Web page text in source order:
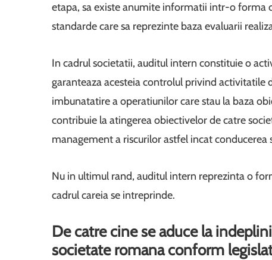
etapa, sa existe anumite informatii intr-o forma
standarde care sa reprezinte baza evaluarii
In cadrul societatii, auditul intern constituie o
garanteaza acesteia controlul privind
imbunatatire a operatiunilor care stau la baza
contribuie la atingerea obiectivelor de catre
management a riscurilor astfel incat
Nu in ultimul rand, auditul intern reprezinta o
cadrul careia se intreprinde.
De catre cine se aduce la
societate romana conform